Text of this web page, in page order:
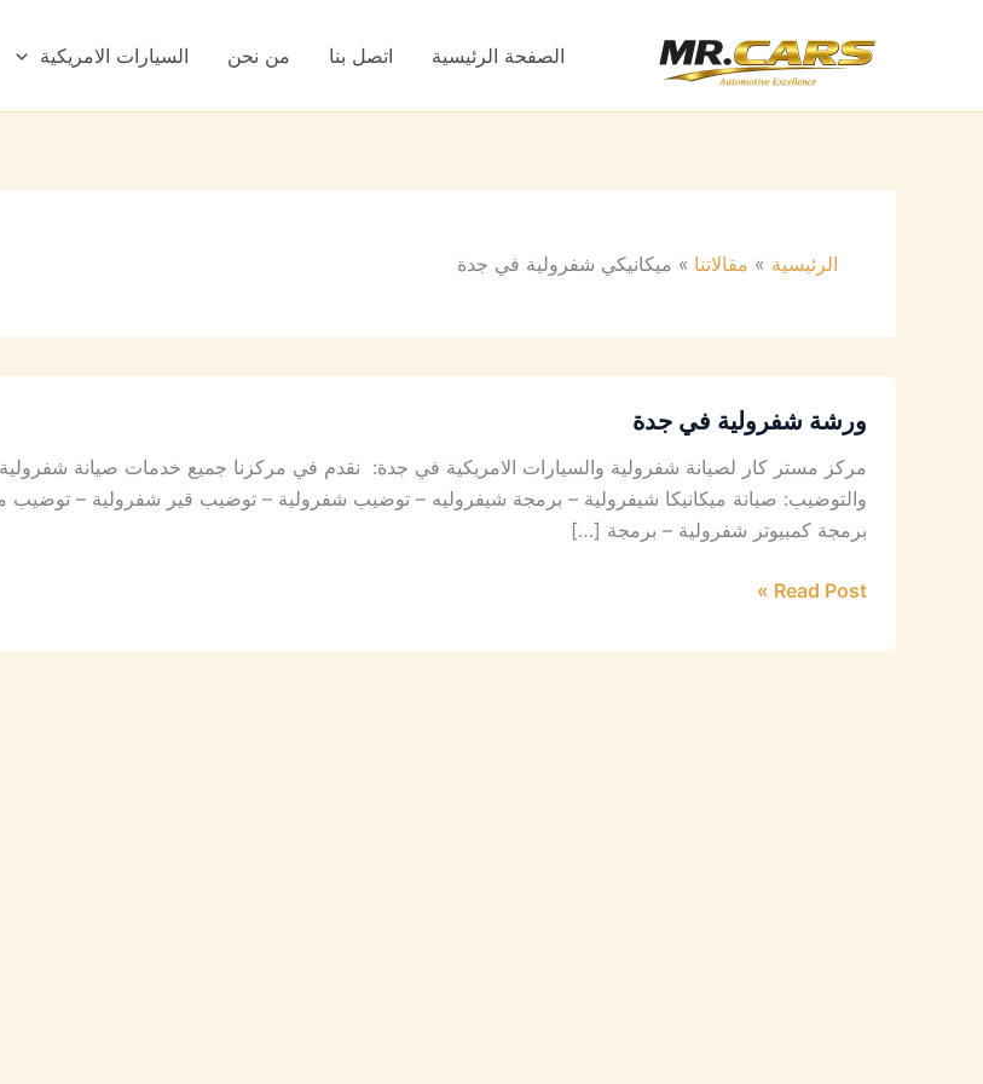
الصفحة الرئيسية اتصل بنا من نحن السيارات الامريكية
الرئيسية مقالاتنا ميكانيكي شفرولية في جدة
ورشة شفرولية في جدة
مركز مستر كار لصيانة شفرولية والسيارات الامريكية في جدة: نقدم في مركزنا جميع خدمات صيانة
والتوضيب: صيانة ميكانيكا شيفرولية – برمجة شيفروليه – توضيب شفرولية – توضيب قير شفرولية –
برمجة كمبيوتر شفرولية – برمجة […]
Read Post »